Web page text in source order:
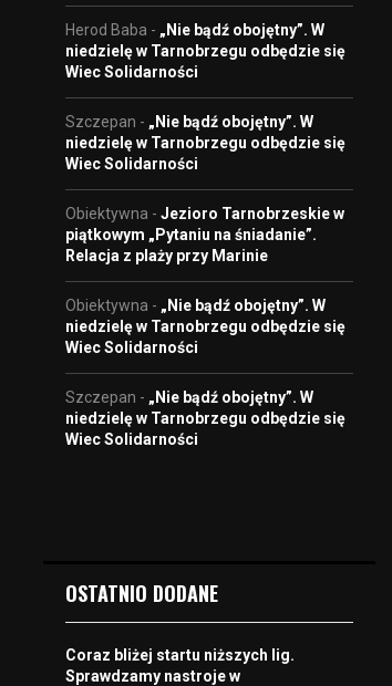
Herod Baba - „Nie bądź obojętny”. W
niedzielę w Tarnobrzegu odbędzie się
Wiec Solidarności
Szczepan - „Nie bądź obojętny”. W
niedzielę w Tarnobrzegu odbędzie się
Wiec Solidarności
Obiektywna - Jezioro Tarnobrzeskie w
piątkowym „Pytaniu na śniadanie”.
Relacja z plaży przy Marinie
Obiektywna - „Nie bądź obojętny”. W
niedzielę w Tarnobrzegu odbędzie się
Wiec Solidarności
Szczepan - „Nie bądź obojętny”. W
niedzielę w Tarnobrzegu odbędzie się
Wiec Solidarności
OSTATNIO DODANE
Coraz bliżej startu niższych lig.
Sprawdzamy nastroje w